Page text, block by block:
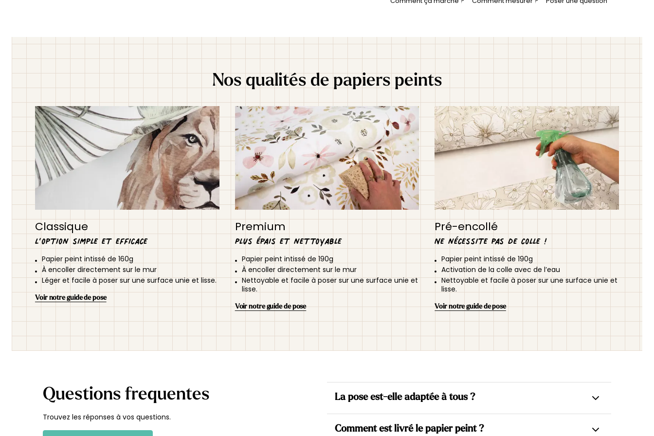
Nos qualités de papiers peints
Classique
L’option simple et efficace
Papier peint intissé de 160g
À encoller directement sur le mur
Léger et facile à poser sur une surface unie et lisse.
Voir notre guide de pose
Premium
Plus épais et nettoyable
Papier peint intissé de 190g
À encoller directement sur le mur
Nettoyable et facile à poser sur une surface unie et
lisse.
Voir notre guide de pose
Pré-encollé
Ne nécessite pas de colle !
Papier peint intissé de 190g
Activation de la colle avec de l’eau
Nettoyable et facile à poser sur une surface unie et
lisse.
Voir notre guide de pose
Questions frequentes
Trouvez les réponses à vos questions.
La pose est-elle adaptée à tous ?
directement sur le mur et de gagner en simplicité dès la pose.
Comment est livré le papier peint ?